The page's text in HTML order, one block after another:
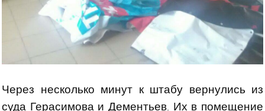
Через несколько минут к штабу вернулись из
суда Герасимова и Дементьев. Их в помещение